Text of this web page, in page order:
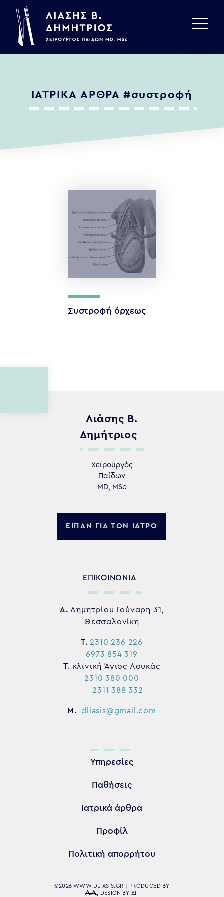
ΙΑΤΡΙΚΑ ΑΡΘΡΑ #συστροφή
Συστροφή όρχεως
Λιάσης Β.
Δημήτριος
Χειρουργός
Παίδων
MD, MSc
ΕΙΠΑΝ ΓΙΑ ΤΟΝ ΙΑΤΡΟ
ΕΠΙΚΟΙΝΩΝΙΑ
Δ. Δημητρίου Γούναρη 31,
Θεσσαλονίκη
Τ. 2310 236 226
6973 854 319
Τ. κλινική Άγιος Λουκάς
2310 380 000
2311 388 332
M. dliasis@gmail.com
Υπηρεσίες
Παθήσεις
Ιατρικά άρθρα
Προφίλ
Πολιτική απορρήτου
©2026 WWW.DLIASIS.GR | PRODUCED BY
, DESIGN BY ΔΓ